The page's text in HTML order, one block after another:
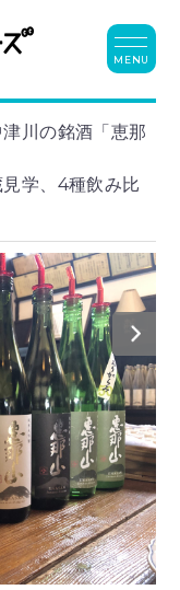
川の銘酒「恵那
学、4種飲み比
MENU